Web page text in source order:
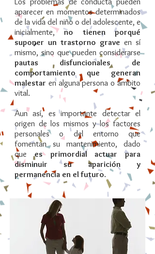
aparecer en momentos determinados
de la vida del niño o del adolescente, e
inicialmente,no tienen porqué
suponer un trastorno grave en sí
mismo, sino que pueden considerarse
pautas disfuncionales de
comportamiento que generan
malestar en alguna persona o ámbito
vital.
Aun así, es importante detectar el
origen de los mismos y los factores
personales o del entorno que
fomentan su mantenimiento, dado
quees primordial actuar para
disminuir su aparición y
permanencia en el futuro.